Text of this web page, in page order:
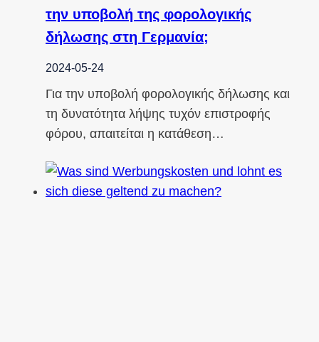
την υποβολή της φορολογικής
δήλωσης στη Γερμανία;
2024-05-24
Για την υποβολή φορολογικής δήλωσης και
τη δυνατότητα λήψης τυχόν επιστροφής
φόρου, απαιτείται η κατάθεση…